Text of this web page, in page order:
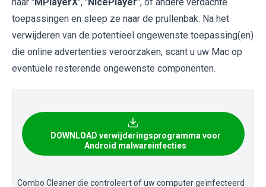
toepassingen en sleep ze naar de prullenbak. Na het
verwijderen van de potentieel ongewenste toepassing(en)
die online advertenties veroorzaken, scant u uw Mac op
eventuele resterende ongewenste componenten.
DOWNLOAD verwijderingsprogramma voor
Android malwareinfecties
Combo Cleaner die controleert of uw computer geïnfecteerd